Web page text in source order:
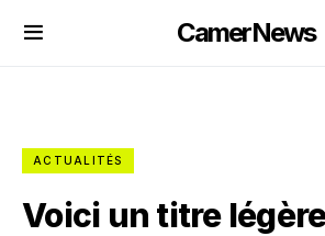
CamerNews
ACTUALITÉS
Voici un titre